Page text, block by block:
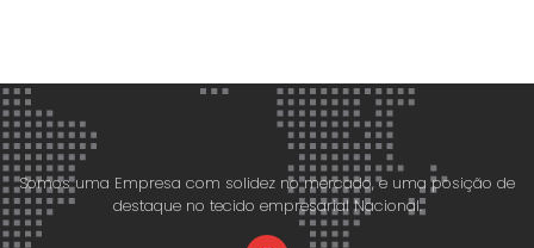
Somos uma Empresa com solidez no mercado, e uma posição de
destaque no tecido empresarial Nacional.